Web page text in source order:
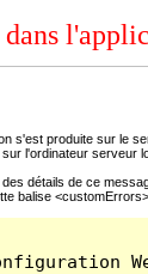
s'est produite sur le
l'ordinateur serveur
détails de ce
balise <customErrors>.